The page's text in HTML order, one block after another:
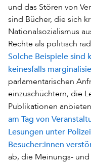
und das Stören von
sind Bücher, die sich
Nationalsozialismus
Rechte als politisch
Solche Beispiele sind
keinesfalls
parlamentarischen
einzuschüchtern, die
Publikationen anbieten.
am Tag von
Lesungen unter
Besucher:innen
ab, die Meinungs-